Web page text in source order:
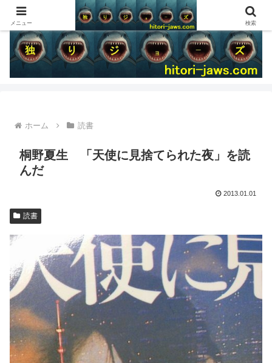
ホーム 読書
桐野夏生 「天使に見捨てられた夜」を読
んだ
2013.01.01
読書
メニュー 検索